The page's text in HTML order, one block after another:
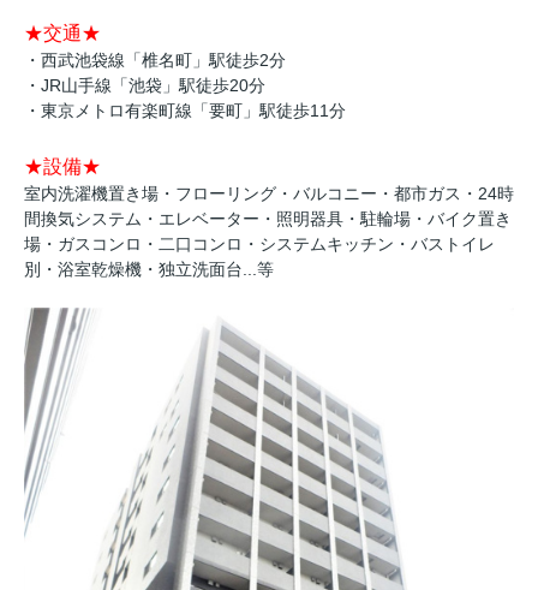
★交通★
・西武池袋線「椎名町」駅徒歩2分
・JR山手線「池袋」駅徒歩20分
・東京メトロ有楽町線「要町」駅徒歩11分
★設備★
室内洗濯機置き場・フローリング・バルコニー・都市ガス・24時
間換気システム・エレベーター・照明器具・駐輪場・バイク置き
場・ガスコンロ・二口コンロ・システムキッチン・バストイレ
別・浴室乾燥機・独立洗面台...等